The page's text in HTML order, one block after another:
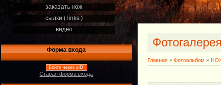
заказать нож
сылки ( links )
видео
Форма входа
Войти через uID
Старая форма входа
Главная » Фотоальбом »